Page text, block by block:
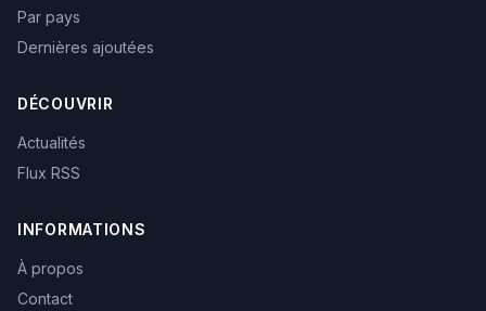
Par pays
Dernières ajoutées
DÉCOUVRIR
Actualités
Flux RSS
INFORMATIONS
À propos
Contact